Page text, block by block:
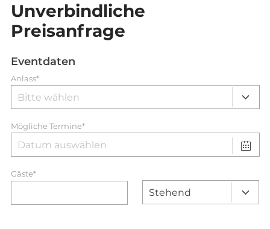
Unverbindliche
Preisanfrage
Eventdaten
Anlass*
Mögliche Termine*
Gäste*